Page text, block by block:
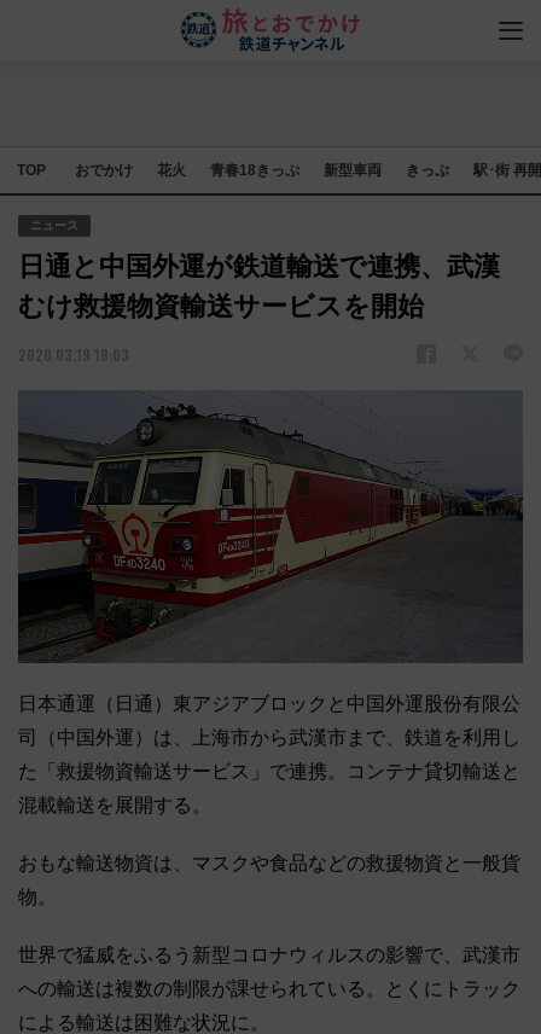
TOP おでかけ 花火 青春18きっぷ 新型車両 きっぷ 駅･街 再
ニュース
日通と中国外運が鉄道輸送で連携、武漢
むけ救援物資輸送サービスを開始
2020.03.19 18:03
日本通運（日通）東アジアブロックと中国外運股份有限公
司（中国外運）は、上海市から武漢市まで、鉄道を利用し
た「救援物資輸送サービス」で連携。コンテナ貸切輸送と
混載輸送を展開する。
おもな輸送物資は、マスクや食品などの救援物資と一般貨
物。
世界で猛威をふるう新型コロナウィルスの影響で、武漢市
への輸送は複数の制限が課せられている。とくにトラック
による輸送は困難な状況に。